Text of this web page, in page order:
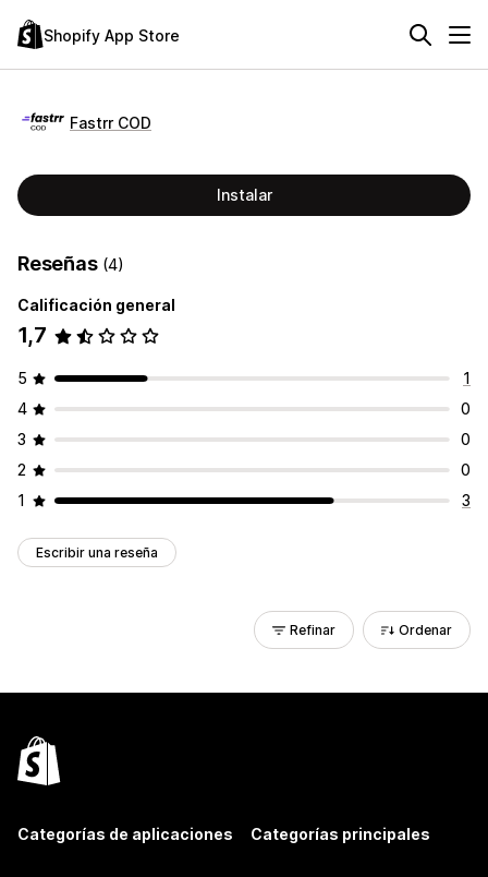
Shopify App Store
Fastrr COD
Instalar
Reseñas (4)
Calificación general
1,7
5
1
4
0
3
0
2
0
1
3
Escribir una reseña
Refinar Ordenar
Categorías de aplicaciones Categorías principales